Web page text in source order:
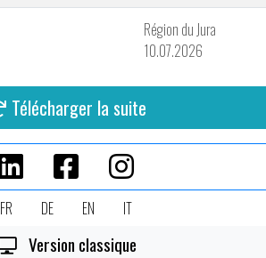
Région du Jura
10.07.2026
Télécharger la suite
FR DE EN IT
Version classique